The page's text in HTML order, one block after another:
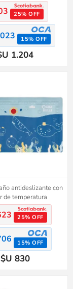
25% OFF
15% OFF
1.204
antideslizante con
de temperatura
25% OFF
15% OFF
$U 830